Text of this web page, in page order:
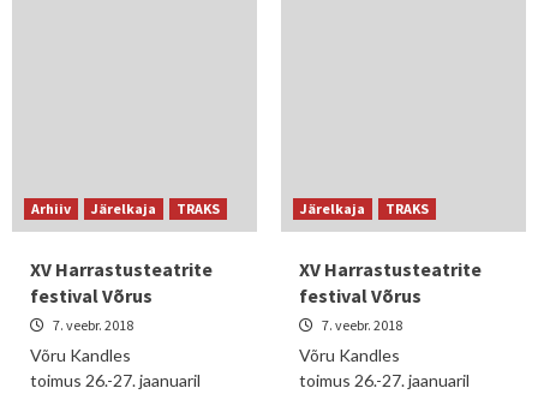
Arhiiv Järelkaja TRAKS
XV Harrastusteatrite
festival Võrus
7. veebr. 2018
Võru Kandles
toimus 26.-27. jaanuaril
Järelkaja TRAKS
XV Harrastusteatrite
festival Võrus
7. veebr. 2018
Võru Kandles
toimus 26.-27. jaanuaril